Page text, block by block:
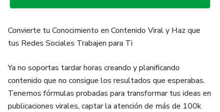
Convierte tu Conocimiento en Contenido Viral y Haz que
tus Redes Sociales Trabajen para Ti
Ya no soportas tardar horas creando y planificando
contenido que no consigue los resultados que esperabas.
Tenemos fórmulas probadas para transformar tus ideas en
publicaciones virales, captar la atención de más de 100k